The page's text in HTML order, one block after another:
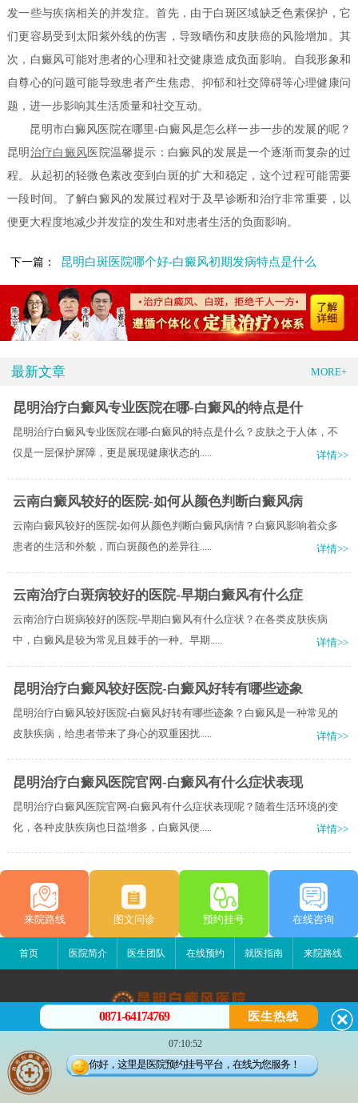
发一些与疾病相关的并发症。首先，由于白斑区域缺乏色素保护，它
们更容易受到太阳紫外线的伤害，导致晒伤和皮肤癌的风险增加。其
次，白癜风可能对患者的心理和社交健康造成负面影响。自我形象和
自尊心的问题可能导致患者产生焦虑、抑郁和社交障碍等心理健康问
题，进一步影响其生活质量和社交互动。
昆明市白癜风医院在哪里-白癜风是怎么样一步一步的发展的呢？
昆明 治疗白癜风 医院温馨提示：白癜风的发展是一个逐渐而复杂的过
程。从起初的轻微色素改变到白斑的扩大和稳定，这个过程可能需要
一段时间。了解白癜风的发展过程对于及早诊断和治疗非常重要，以
便更大程度地减少并发症的发生和对患者生活的负面影响。
下一篇： 昆明白斑医院哪个好-白癜风初期发病特点是什么
最新文章 MORE+
昆明治疗白癜风专业医院在哪-白癜风的特点是什
昆明治疗白癜风专业医院在哪-白癜风的特点是什么？皮肤之于人体，不
仅是一层保护屏障，更是展现健康状态的.....
详情>>
云南白癜风较好的医院-如何从颜色判断白癜风病
云南白癜风较好的医院-如何从颜色判断白癜风病情？白癜风影响着众多
患者的生活和外貌，而白斑颜色的差异往.....
详情>>
云南治疗白斑病较好的医院-早期白癜风有什么症
云南治疗白斑病较好的医院-早期白癜风有什么症状？在各类皮肤疾病
中，白癜风是较为常见且棘手的一种。早期.....
详情>>
昆明治疗白癜风较好医院-白癜风好转有哪些迹象
昆明治疗白癜风较好医院-白癜风好转有哪些迹象？白癜风是一种常见的
皮肤疾病，给患者带来了身心的双重困扰.....
详情>>
昆明治疗白癜风医院官网-白癜风有什么症状表现
昆明治疗白癜风医院官网-白癜风有什么症状表现呢？随着生活环境的变
化，各种皮肤疾病也日益增多，白癜风便.....
详情>>
来院路线 图文问诊 预约挂号 在线咨询
首页 医院简介 医生团队 在线预约 就医指南 来院路线
昆明白癜风医院
昆明市五华区护国路2号
版权所有：昆明白癜风医院
0871-64174769 医生热线
07:10:52
你好，这里是医院预约挂号平台，在线为您服务！